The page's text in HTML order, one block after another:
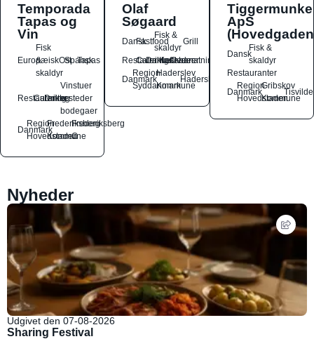
Temporada
Tapas og
Vin
Europæisk
Fisk
&
skaldyr
OstSpansk
Tapas
Restauranter
Catering
Drikkesteder
Vinstuer
og
bodegaer
Danmark
Region
Hovedstaden
Frederiksberg
Kommune
Frederiksberg
C
Olaf
Søgaard
DanskFastfood
Fisk &
skaldyr
Grill
Restauranter
Catering
Drikkesteder
Kaffebarer
Overnatningssteder
Danmark
Region
Syddanmark
Haderslev
Kommune
Haderslev
ApS
Dansk
Fisk &
skaldyr
Restauranter
Danmark
Region
Hovedstaden
Gribskov
Kommune
Nyheder
Udgivet den 07-08-2026
Sharing Festival